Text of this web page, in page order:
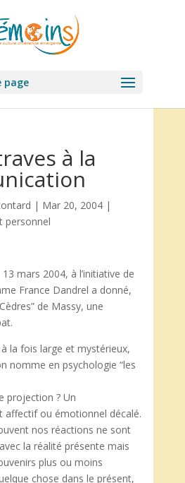
page
à la
| Mar 20, 2004|
personnel
mars 2004, à l’initiative de
France Dandrel a donné,
de Massy, une
la fois large et mystérieux,
nomme en psychologie “les
projection ? Un
affectif ou émotionnel décalé.
nos réactions ne sont
la réalité présente mais
plus ou moins
chose dans le présent,